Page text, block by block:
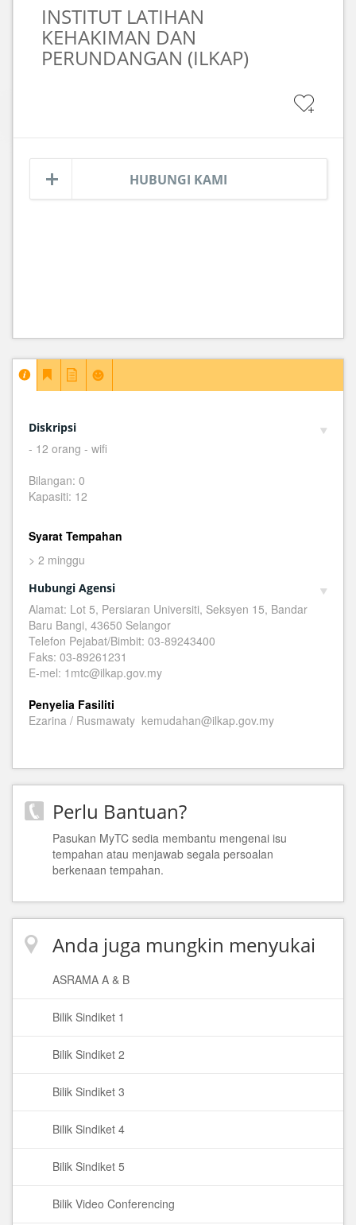
INSTITUT LATIHAN
KEHAKIMAN DAN
PERUNDANGAN (ILKAP)
HUBUNGI KAMI
Diskripsi
- 12 orang - wifi
Bilangan: 0
Kapasiti: 12
Syarat Tempahan
> 2 minggu
Hubungi Agensi
Alamat: Lot 5, Persiaran Universiti, Seksyen 15, Bandar
Baru Bangi, 43650 Selangor
Telefon Pejabat/Bimbit: 03-89243400
Faks: 03-89261231
E-mel: 1mtc@ilkap.gov.my
Penyelia Fasiliti
Ezarina / Rusmawaty kemudahan@ilkap.gov.my
Perlu Bantuan?
Pasukan MyTC sedia membantu mengenai isu
tempahan atau menjawab segala persoalan
berkenaan tempahan.
Anda juga mungkin menyukai
ASRAMA A & B
Bilik Sindiket 1
Bilik Sindiket 2
Bilik Sindiket 3
Bilik Sindiket 4
Bilik Sindiket 5
Bilik Video Conferencing